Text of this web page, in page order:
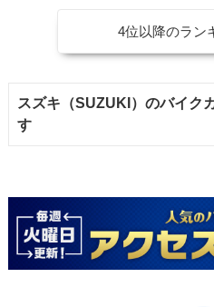
4位以降のラン
スズキ（SUZUKI）のバイク
す